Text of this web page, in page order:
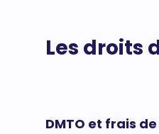
Les droits
DMTO et frais